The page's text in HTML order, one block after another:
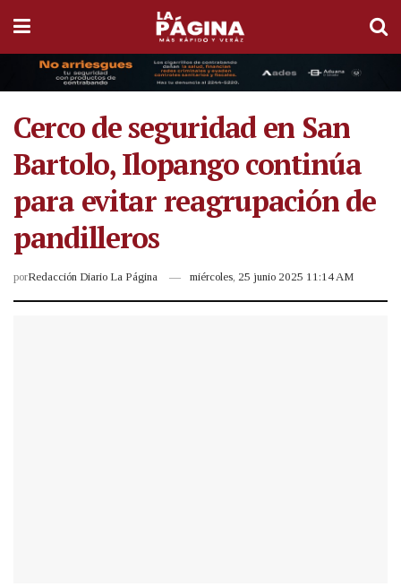
Cerco de seguridad en San
Bartolo, Ilopango continúa
para evitar reagrupación de
pandilleros
porRedacción Diario La Página miércoles, 25 junio 2025 11:14 AM